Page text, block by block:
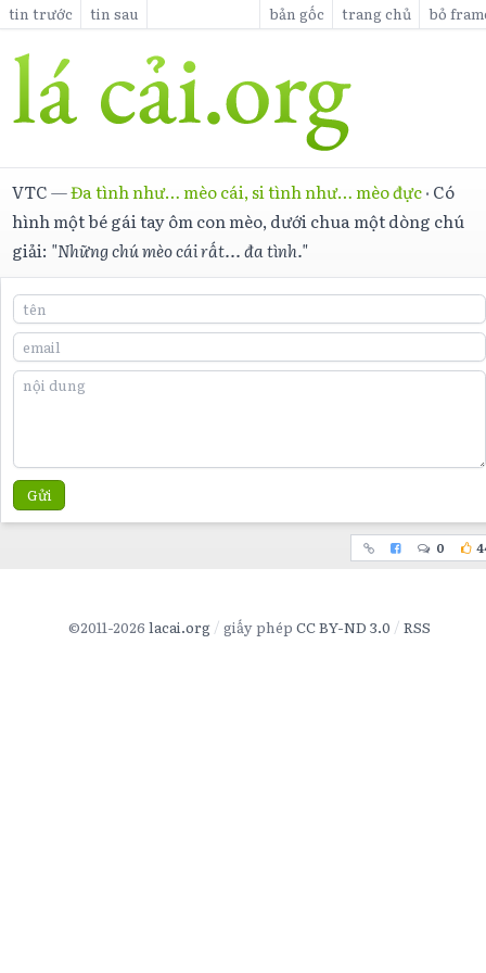
tin trước tin sau bản gốc trang chủ bỏ
VTC—Đa tình như… mèo cái, si tình như… mèo đực· Có
hình một bé gái tay ôm con mèo, dưới chua một dòng chú
giải: "Những chú mèo cái rất... đa tình."
Gửi
0
©2011-2026 lacai.org giấy phép CC BY-ND 3.0 RSS